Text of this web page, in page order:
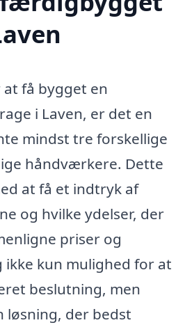
få bygget en
i Laven, er det en
mindst tre forskellige
håndværkere. Dette
at få et indtryk af
og hvilke ydelser, der
priser og
ikke kun mulighed for at
beslutning, men
løsning, der bedst